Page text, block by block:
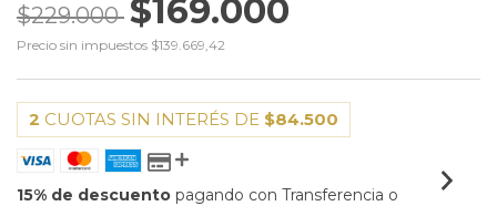
$229.000 $169.000
Precio sin impuestos $139.669,42
2 CUOTAS SIN INTERÉS DE $84.500
15% de descuento pagando con Transferencia o